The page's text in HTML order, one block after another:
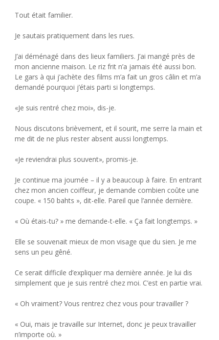
Tout était familier.
Je sautais pratiquement dans les rues.
J’ai déménagé dans des lieux familiers. J’ai mangé près de
mon ancienne maison. Le riz frit n’a jamais été aussi bon.
Le gars à qui j’achète des films m’a fait un gros câlin et m’a
demandé pourquoi j’étais parti si longtemps.
«Je suis rentré chez moi», dis-je.
Nous discutons brièvement, et il sourit, me serre la main et
me dit de ne plus rester absent aussi longtemps.
«Je reviendrai plus souvent», promis-je.
Je continue ma journée – il y a beaucoup à faire. En entrant
chez mon ancien coiffeur, je demande combien coûte une
coupe. « 150 bahts », dit-elle. Pareil que l’année dernière.
« Où étais-tu? » me demande-t-elle. « Ça fait longtemps. »
Elle se souvenait mieux de mon visage que du sien. Je me
sens un peu gêné.
Ce serait difficile d’expliquer ma dernière année. Je lui dis
simplement que je suis rentré chez moi. C’est en partie vrai.
« Oh vraiment? Vous rentrez chez vous pour travailler ?
« Oui, mais je travaille sur Internet, donc je peux travailler
n’importe où. »